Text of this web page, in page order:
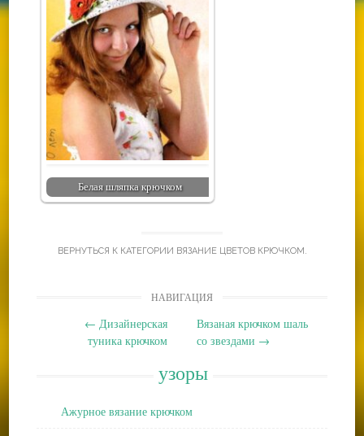
Белая шляпка крючком
ВЕРНУТЬСЯ К КАТЕГОРИИ ВЯЗАНИЕ ЦВЕТОВ КРЮЧКОМ .
НАВИГАЦИЯ
← Дизайнерская
туника крючком
Вязаная крючком шаль
со звездами →
узоры
Ажурное вязание крючком